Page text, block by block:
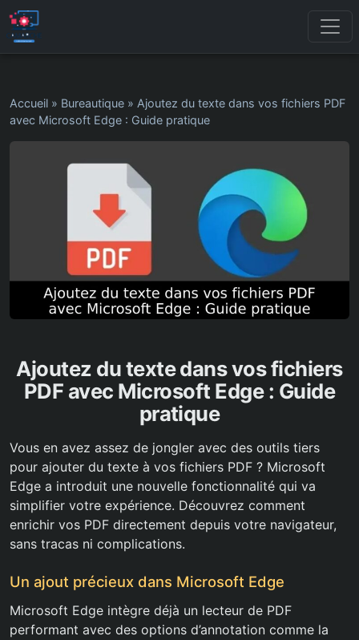
Accueil » Bureautique » Ajoutez du texte dans vos fichiers PDF
avec Microsoft Edge : Guide pratique
Ajoutez du texte dans vos fichiers
PDF avec Microsoft Edge : Guide
pratique
Vous en avez assez de jongler avec des outils tiers
pour ajouter du texte à vos fichiers PDF ? Microsoft
Edge a introduit une nouvelle fonctionnalité qui va
simplifier votre expérience. Découvrez comment
enrichir vos PDF directement depuis votre navigateur,
sans tracas ni complications.
Un ajout précieux dans Microsoft Edge
Microsoft Edge intègre déjà un lecteur de PDF
performant avec des options d’annotation comme la